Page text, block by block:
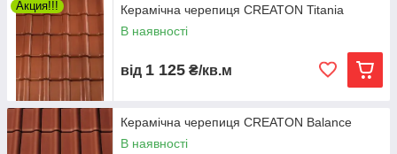
50-річна гарантія.
100 років досвіду.
Дуже висока механічна міцність з-за високої
температури варіння (1300 ° C).
Широкий асортимент.
Акция!!!
Керамічна черепиця CREATON Titania
В наявності
від 1 125 ₴/кв.м
Керамічна черепиця CREATON Balance
В наявності